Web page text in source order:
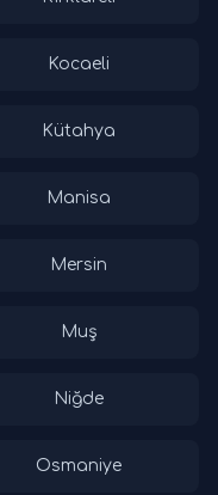
Kocaeli
Kütahya
Manisa
Mersin
Muş
Niğde
Osmaniye